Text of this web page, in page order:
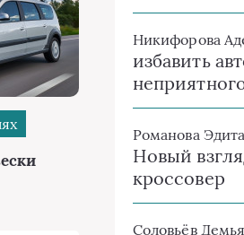
Никифорова
избавить
Романова Эдита
Новый
кроссовер
Соловьёв